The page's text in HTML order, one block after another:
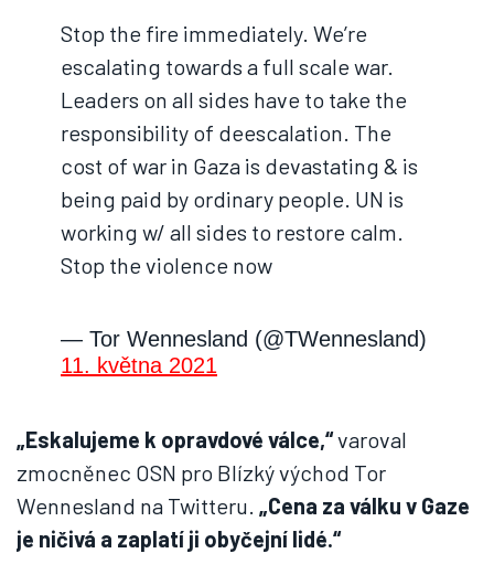
Stop the fire immediately. We’re
escalating towards a full scale war.
Leaders on all sides have to take the
responsibility of deescalation. The
cost of war in Gaza is devastating & is
being paid by ordinary people. UN is
working w/ all sides to restore calm.
Stop the violence now
— Tor Wennesland (@TWennesland)
11. května 2021
„Eskalujeme k opravdové válce,“varoval
zmocněnec OSN pro Blízký východ Tor
Wennesland na Twitteru. „Cena za válku v Gaze
je ničivá a zaplatí ji obyčejní lidé.“